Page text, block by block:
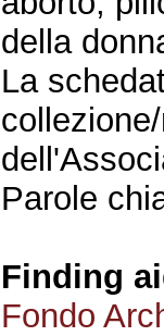
della
La
Parole
Finding
Fondo